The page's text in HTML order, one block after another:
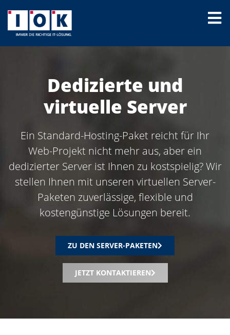
Dedizierte und
virtuelle Server
Ein Standard-Hosting-Paket reicht für Ihr
Web-Projekt nicht mehr aus, aber ein
dedizierter Server ist Ihnen zu kostspielig? Wir
stellen Ihnen mit unseren virtuellen Server-
Paketen zuverlässige, flexible und
kostengünstige Lösungen bereit.
ZU DEN SERVER-PAKETEN
JETZT KONTAKTIEREN